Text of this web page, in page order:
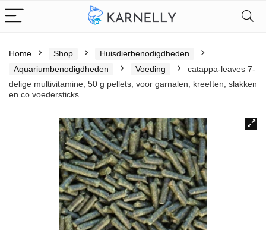
Home Shop
Huisdierbenodigdheden
Aquariumbenodigdheden
Voeding
catappa-leaves 7-
delige multivitamine, 50 g pellets, voor garnalen, kreeften, slakken
en co voedersticks